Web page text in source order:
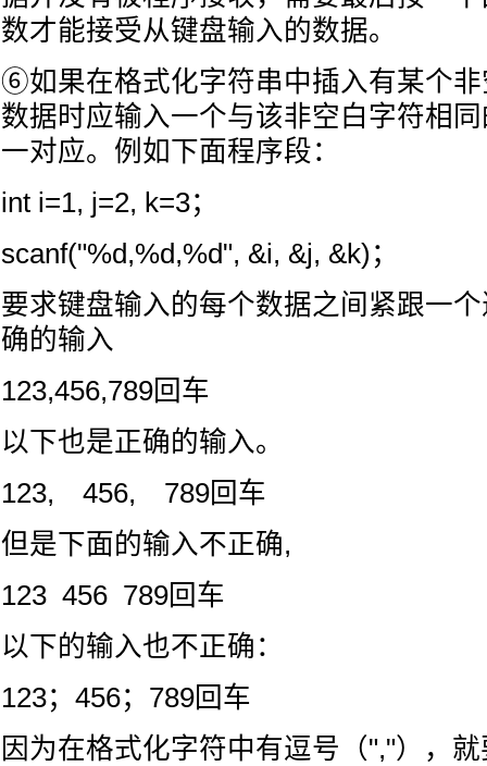
数才能接受从键盘输入的数据。
⑥如果在格式化字符串中插入有某个
数据时应输入一个与该非空白字符相
一对应。例如下面程序段：
int i=1, j=2, k=3；
scanf("%d,%d,%d", &i, &j, &k)；
要求键盘输入的每个数据之间紧跟一
确的输入
123,456,789回车
以下也是正确的输入。
123, 456, 789回车
但是下面的输入不正确,
123 456 789回车
以下的输入也不正确：
123；456；789回车
因为在格式化字符中有逗号（","），